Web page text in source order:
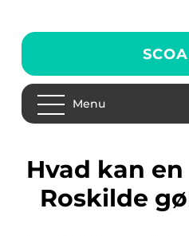
Menu
Hvad kan en høreklinik i
Roskilde